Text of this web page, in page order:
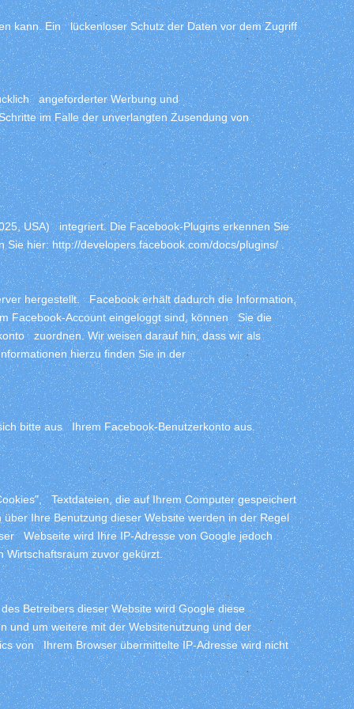
kann. Ein lückenloser Schutz der Daten vor dem Zugriff
angeforderter Werbung und
im Falle der unverlangten Zusendung von
USA) integriert. Die Facebook-Plugins erkennen Sie
Sie hier:http://developers.facebook.com/docs/plugins/ .
hergestellt. Facebook erhält dadurch die Information,
Facebook-Account eingeloggt sind, können Sie die
zuordnen. Wir weisen darauf hin, dass wir als
hierzu finden Sie in der
bitte aus Ihrem Facebook-Benutzerkonto aus.
Textdateien, die auf Ihrem Computer gespeichert
Ihre Benutzung dieser Website werden in der Regel
Webseite wird Ihre IP-Adresse von Google jedoch
zuvor gekürzt.
Betreibers dieser Website wird Google diese
und um weitere mit der Websitenutzung und der
von Ihrem Browser übermittelte IP-Adresse wird nicht